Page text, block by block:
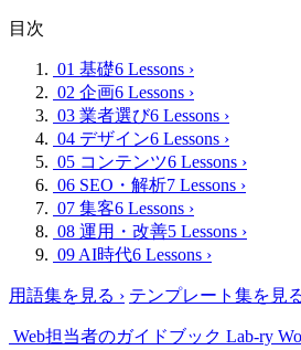
目次
01 基礎6 Lessons ›
02 企画6 Lessons ›
03 業者選び6 Lessons ›
04 デザイン6 Lessons ›
05 コンテンツ6 Lessons ›
06 SEO・解析7 Lessons ›
07 集客6 Lessons ›
08 運用・改善5 Lessons ›
09 AI時代6 Lessons ›
用語集を見る › テンプレート集を見
Web担当者のガイドブック Lab-ry